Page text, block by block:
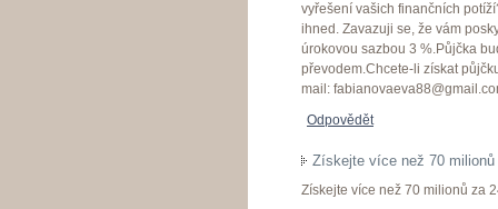
vyřešení vašich finančních
ihned. Zavazuji se, že vám
úrokovou sazbou 3 %.Půjčka
převodem.Chcete-li získat
mail:
Odpovědět
Získejte více než 70 milionů
Získejte více než 70 milionů za